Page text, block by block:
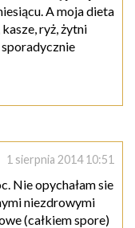
A moja dieta
ryż, żytni
1 sierpnia 2014 10:51
Nie opychałam sie
niezdrowymi
(całkiem spore)